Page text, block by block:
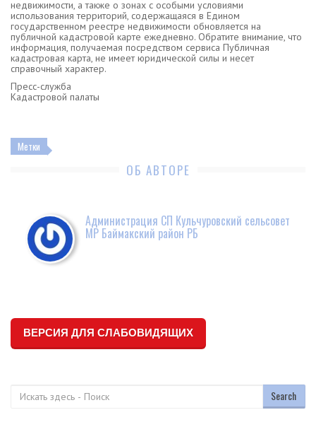
недвижимости, а также о зонах с особыми условиями
использования территорий, содержащаяся в Едином
государственном реестре недвижимости обновляется на
публичной кадастровой карте ежедневно. Обратите внимание, что
информация, получаемая посредством сервиса Публичная
кадастровая карта, не имеет юридической силы и несет
справочный характер.
Пресс-служба
Кадастровой палаты
Метки
ОБ АВТОРЕ
Администрация СП Кульчуровский сельсовет
МР Баймакский район РБ
ВЕРСИЯ ДЛЯ СЛАБОВИДЯЩИХ